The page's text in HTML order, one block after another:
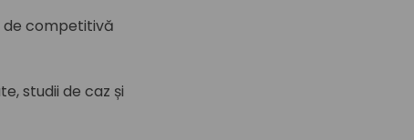
de competitivă
studii de caz și